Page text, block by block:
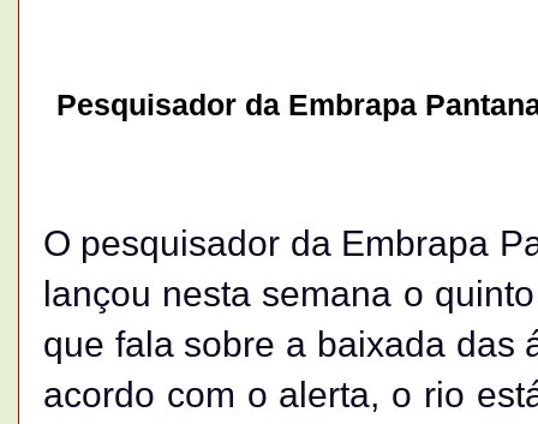
Pesquisador da Embrapa
O pesquisador da Embrapa
lançou nesta semana o
que fala sobre a baixada das
acordo com o alerta, o rio